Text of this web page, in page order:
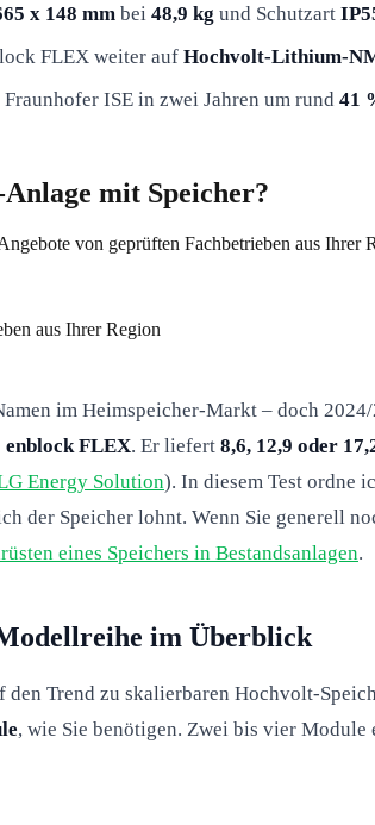
x 148 mm bei 48,9 kg und Schutzart
FLEX weiter auf Hochvolt-Lithium-
ISE in zwei Jahren um rund 41
mit Speicher?
von geprüften Fachbetrieben aus Ihrer
aus Ihrer Region
im Heimspeicher-Markt – doch
enblock FLEX. Er liefert 8,6, 12,9 oder
Energy Solution). In diesem Test ordne
der Speicher lohnt. Wenn Sie generell
eines Speichers in Bestandsanlagen.
im Überblick
Trend zu skalierbaren Hochvolt-
, wie Sie benötigen. Zwei bis vier